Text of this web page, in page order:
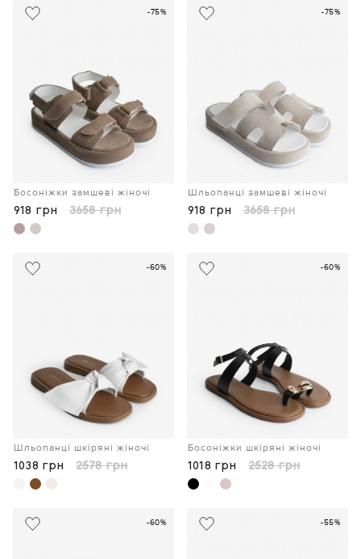
-75%
Босоніжки замшеві жіночі
918 грн 3658 грн
-75%
Шльопанці замшеві жіночі
918 грн 3658 грн
-60%
Шльопанці шкіряні жіночі
1038 грн 2578 грн
-60%
Босоніжки шкіряні жіночі
1018 грн 2528 грн
-60% -55%